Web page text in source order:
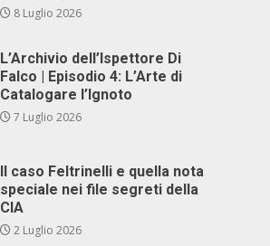
8 Luglio 2026
L’Archivio dell’Ispettore Di
Falco | Episodio 4: L’Arte di
Catalogare l’Ignoto
7 Luglio 2026
Il caso Feltrinelli e quella nota
speciale nei file segreti della
CIA
2 Luglio 2026